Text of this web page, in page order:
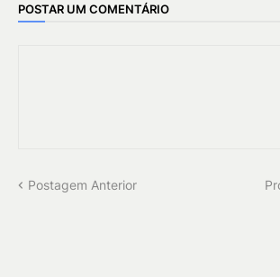
POSTAR UM COMENTÁRIO
Postagem Anterior